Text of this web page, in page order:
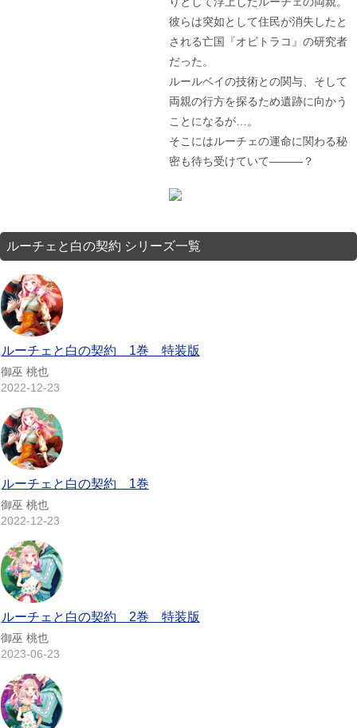
彼らは突如として住民が消失したと
される亡国『オビトラコ』の研究者
だった。
ルールベイの技術との関与、そして
両親の行方を探るため遺跡に向かう
ことになるが…。
そこにはルーチェの運命に関わる秘
密も待ち受けていて―――？
ルーチェと白の契約 シリーズ一覧
ルーチェと白の契約 1巻 特装版
御巫 桃也
2022-12-23
ルーチェと白の契約 1巻
御巫 桃也
2022-12-23
ルーチェと白の契約 2巻 特装版
御巫 桃也
2023-06-23